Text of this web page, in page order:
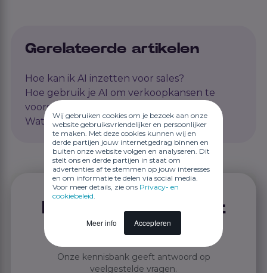
Wij gebruiken cookies om je bezoek aan onze
website gebruiksvriendelijker en persoonlijker
te maken. Met deze cookies kunnen wij en
derde partijen jouw internetgedrag binnen en
buiten onze website volgen en analyseren. Dit
stelt ons en derde partijen in staat om
advertenties af te stemmen op jouw interesses
en om informatie te delen via social media.
Voor meer details, zie ons Privacy- en
cookiebeleid
Meer info Accepteren
Gerelateerde artikelen
Hoe kan ik AI inzetten voor sales?
Hoe gebruik je AI om verkoopkansen te
voorspellen?
Wat is conversational AI?
Niet gevonden wat
je zocht?
Onze kennisbank geeft antwoord op
veelgestelde vragen.